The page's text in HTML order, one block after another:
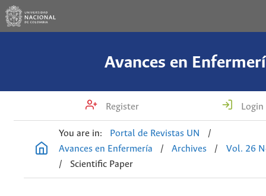
Avances en
Register Login
You are in: Portal de Revistas UN
/
Avances en Enfermería
/ Archives /
Vol. 26
/
Scientific Paper